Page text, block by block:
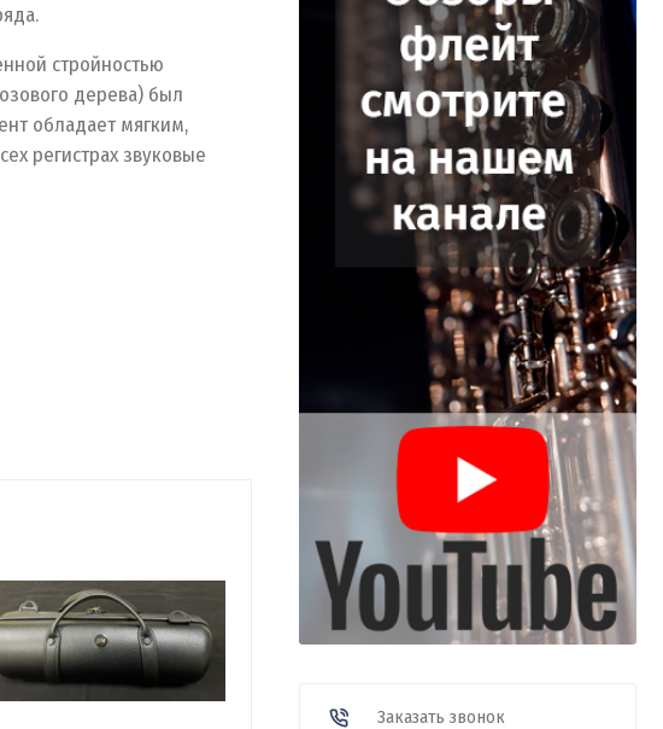
стройностью
дерева) был
обладает мягким,
регистрах звуковые
Заказать звонок